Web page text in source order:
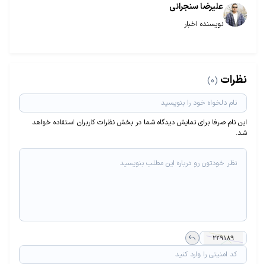
علیرضا سنجرانی
نویسنده اخبار
نظرات (0)
این نام صرفا برای نمایش دیدگاه شما در بخش نظرات کاربران استفاده خواهد
شد.